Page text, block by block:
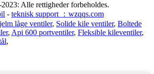
Alle rettigheder forbeholdes.
- teknisk support ：wzqqs.com
låge ventiler, Solide kile ventiler, Boltede
, Api 600 portventiler, Fleksible kileventiler,
,